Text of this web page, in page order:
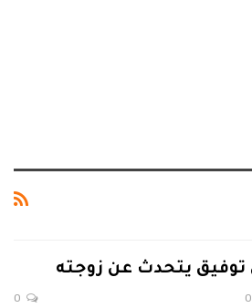
توفيق يتحدث عن زوجته